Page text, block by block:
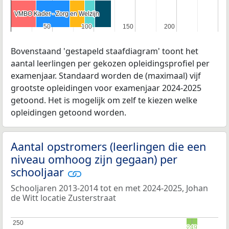
50
50 100
100 150
150 200
200
VMBO Kader - Zorg en Welzijn
VMBO Kader - Zorg en Welzijn
Bovenstaand 'gestapeld staafdiagram' toont het
aantal leerlingen per gekozen opleidingsprofiel per
examenjaar. Standaard worden de (maximaal) vijf
grootste opleidingen voor examenjaar 2024-2025
getoond. Het is mogelijk om zelf te kiezen welke
opleidingen getoond worden.
Aantal opstromers (leerlingen die een
niveau omhoog zijn gegaan) per
schooljaar
Schooljaren 2013-2014 tot en met 2024-2025, Johan
de Witt locatie Zusterstraat
250
250
249
249